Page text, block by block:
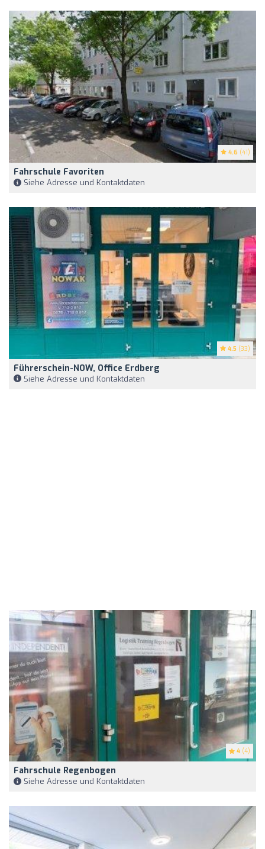
4.6 (41)
Fahrschule Favoriten
Siehe Adresse und Kontaktdaten
4.5 (33)
Führerschein-NOW, Office Erdberg
Siehe Adresse und Kontaktdaten
4 (4)
Fahrschule Regenbogen
Siehe Adresse und Kontaktdaten